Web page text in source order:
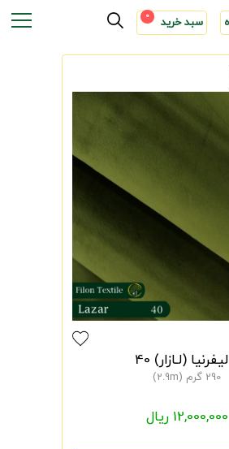
سبد خرید 0
(لـازار) 40
290 گرم (2.9m)
12,000,000 ریال